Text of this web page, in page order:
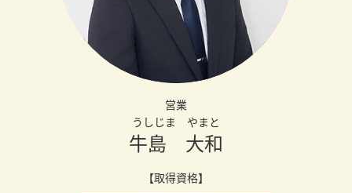
営業
うしじま やまと
牛島 大和
【取得資格】